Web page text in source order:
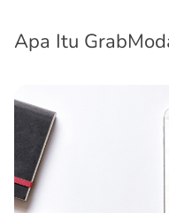
Apa Itu